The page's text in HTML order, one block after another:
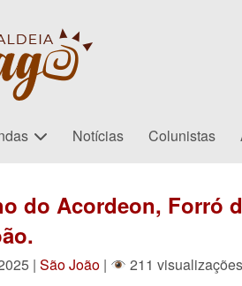
Notícias Colunistas
do Acordeon, Forró
| São João | 211 visualizações